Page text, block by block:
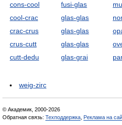
cons-cool
cool-crac
crac-crus
crus-cutt
cutt-dedu
fusi-glas
glas-glas
glas-glas
glas-glas
glas-grai
weig-zirc
© Академик, 2000-2026
Обратная связь: Техподдержка Реклама на